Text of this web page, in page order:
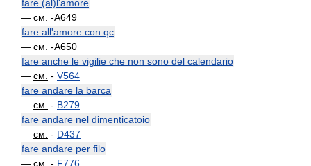
fare (al)l'amore
— см. -A649
fare all'amore con qc
— см. -A650
fare anche le vigilie che non sono del calendario
— см. - V564
fare andare la barca
— см. - B279
fare andare nel dimenticatoio
— см. - D437
fare andare per filo
— см. - F776